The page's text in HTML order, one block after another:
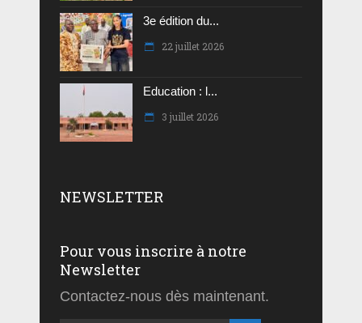
3e édition du...
22 juillet 2026
Education : l...
3 juillet 2026
NEWSLETTER
Pour vous inscrire à notre
Newsletter
Contactez-nous dès maintenant.